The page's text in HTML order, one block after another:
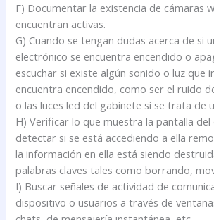
F) Documentar la existencia de cámaras
encuentran activas.
G) Cuando se tengan dudas acerca de si
electrónico se encuentra encendido o
escuchar si existe algún sonido o luz que
encuentra encendido, como ser el ruido
o las luces led del gabinete si se trata de
H) Verificar lo que muestra la pantalla
detectar si se está accediendo a ella
la información en ella está siendo
palabras claves tales como borrando,
I) Buscar señales de actividad de
dispositivo o usuarios a través de